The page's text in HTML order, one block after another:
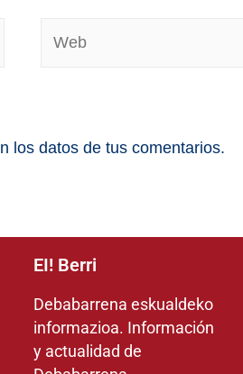
los datos de tus comentarios.
EI! Berri
Debabarrena eskualdeko
informazioa. Información
y actualidad de